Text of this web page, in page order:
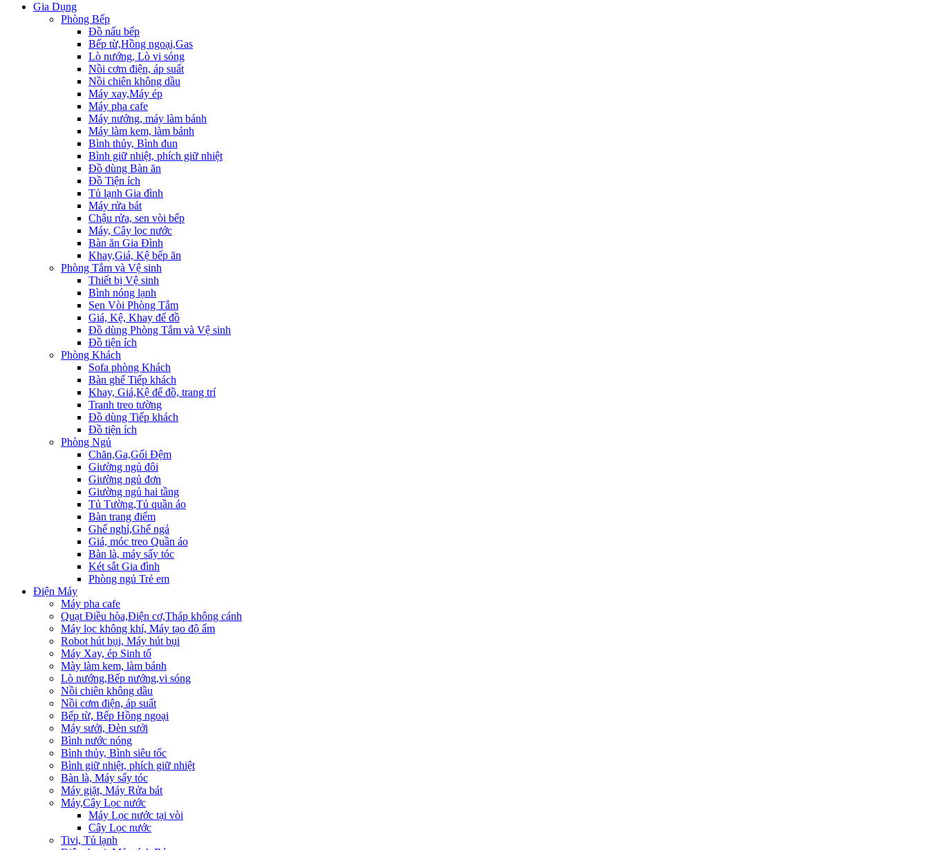
Gia Dụng
Phòng Bếp
Đồ nấu bếp
Bếp từ,Hồng ngoại,Gas
Lò nướng, Lò vi sóng
Nồi cơm điện, áp suất
Nồi chiên không dầu
Máy xay,Máy ép
Máy pha cafe
Máy nướng, máy làm bánh
Máy làm kem, làm bánh
Bình thủy, Bình đun
Bình giữ nhiệt, phích giữ nhiệt
Đồ dùng Bàn ăn
Đồ Tiện ích
Tủ lạnh Gia đình
Máy rửa bát
Chậu rửa, sen vòi bếp
Máy, Cây lọc nước
Bàn ăn Gia Đình
Khay,Giá, Kệ bếp ăn
Phòng Tắm và Vệ sinh
Thiết bị Vệ sinh
Bình nóng lạnh
Sen Vòi Phòng Tắm
Giá, Kệ, Khay để đồ
Đồ dùng Phòng Tắm và Vệ sinh
Đồ tiện ích
Phòng Khách
Sofa phòng Khách
Bàn ghế Tiếp khách
Khay, Giá,Kệ để đồ, trang trí
Tranh treo tường
Đồ dùng Tiếp khách
Đồ tiện ích
Phòng Ngủ
Chăn,Ga,Gối Đệm
Giường ngủ đôi
Giường ngủ đơn
Giường ngủ hai tầng
Tủ Tường,Tủ quần áo
Bàn trang điểm
Ghế nghỉ,Ghế ngả
Giá, móc treo Quần áo
Bàn là, máy sấy tóc
Két sắt Gia đình
Phòng ngủ Trẻ em
Điện Máy
Máy pha cafe
Quạt Điều hòa,Điện cơ,Tháp không cánh
Máy lọc không khí, Máy tạo độ ẩm
Robot hút bụi, Máy hút bụi
Máy Xay, ép Sinh tố
Mày làm kem, làm bánh
Lò nướng,Bếp nướng,vi sóng
Nồi chiên không dầu
Nồi cơm điện, áp suất
Bếp từ, Bếp Hồng ngoại
Máy sưởi, Đèn sưởi
Bình nước nóng
Bình thủy, Bình siêu tốc
Bình giữ nhiệt, phích giữ nhiệt
Bàn là, Máy sấy tóc
Máy giặt, Máy Rửa bát
Máy,Cây Lọc nước
Máy Lọc nước tại vòi
Cây Lọc nước
Tivi, Tủ lạnh